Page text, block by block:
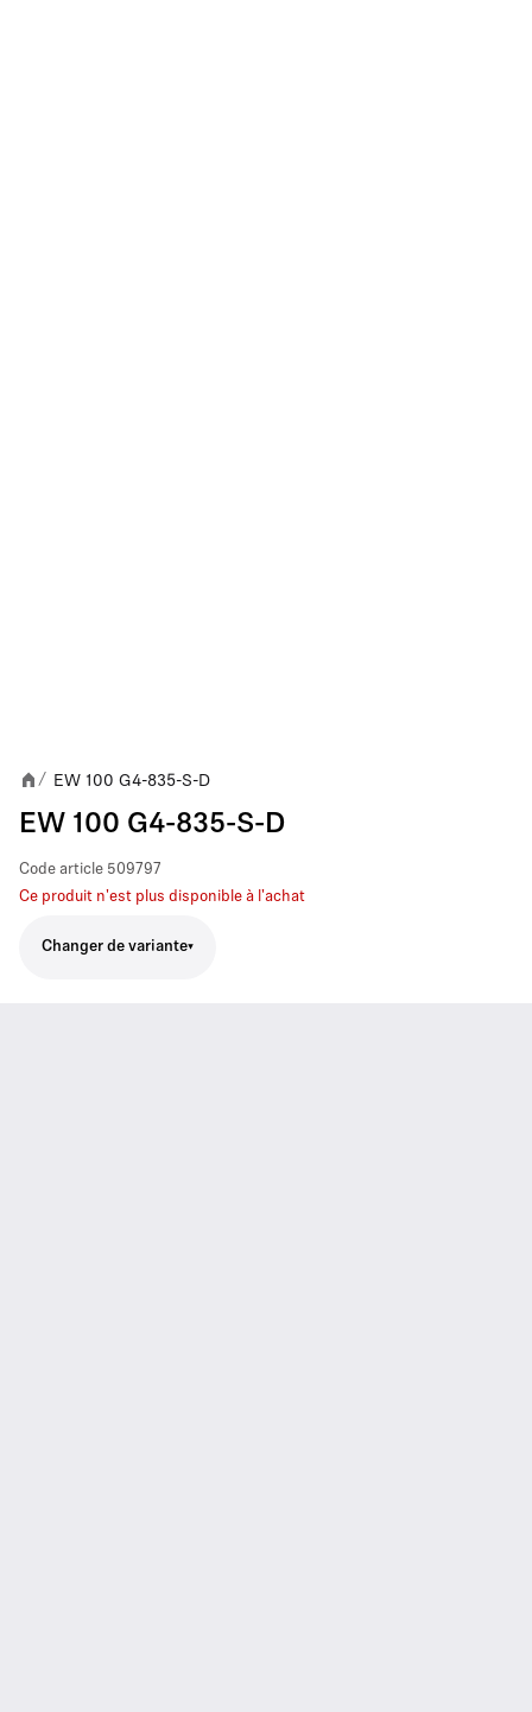
/ EW 100 G4-835-S-D
EW 100 G4-835-S-D
Code article 509797
Ce produit n'est plus disponible à l'achat
Changer de variante